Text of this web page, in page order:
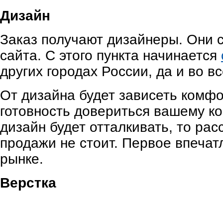
Дизайн
Заказ получают дизайнеры. Они
сайта. С этого пункта начинается
других городах России, да и во
От дизайна будет зависеть
готовность довериться вашему
дизайн будет отталкивать, то
продажи не стоит. Первое
рынке.
Верстка